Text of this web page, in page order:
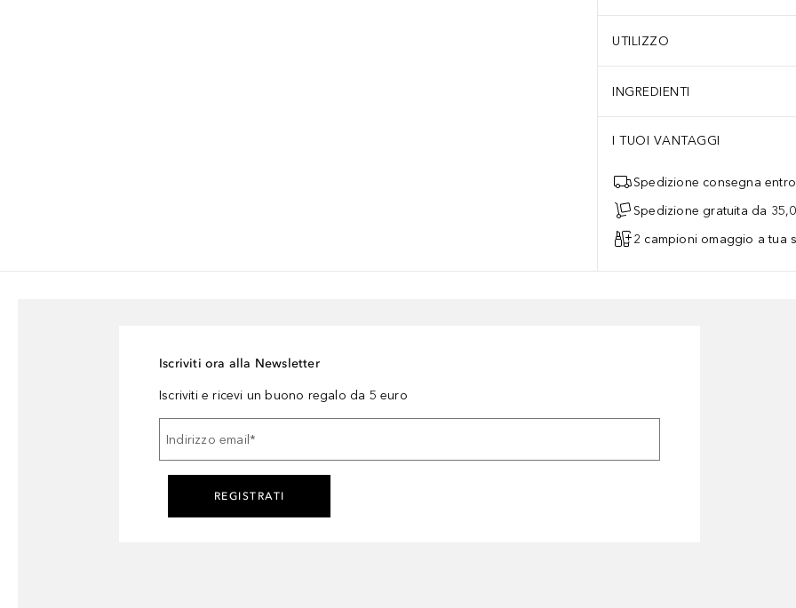
UTILIZZO
INGREDIENTI
I TUOI VANTAGGI
Spedizione consegna
Spedizione gratuita da
2 campioni omaggio a tua
Iscriviti ora alla Newsletter
Iscriviti e ricevi un buono regalo da 5 euro
Indirizzo email *
REGISTRATI